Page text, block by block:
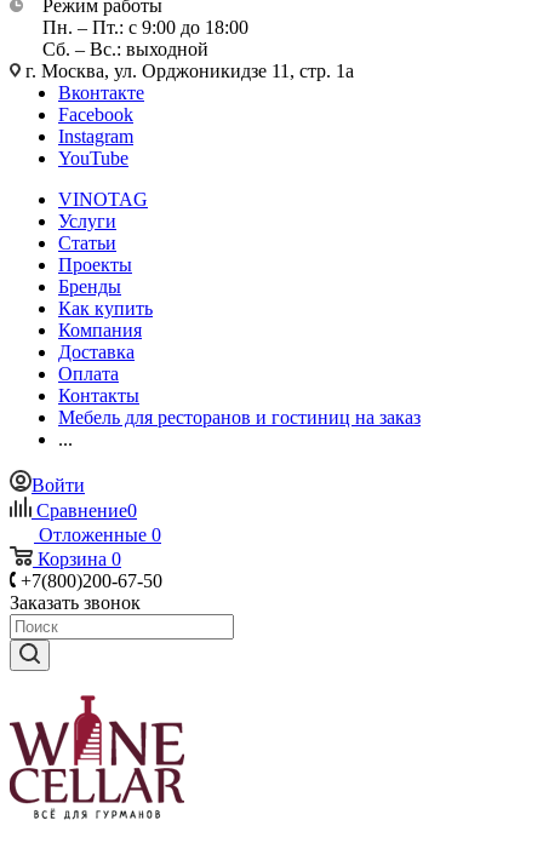
Режим работы
Пн. – Пт.: с 9:00 до 18:00
Сб. – Вс.: выходной
г. Москва, ул. Орджоникидзе 11, стр. 1а
Вконтакте
Facebook
Instagram
YouTube
VINOTAG
Услуги
Статьи
Проекты
Бренды
Как купить
Компания
Доставка
Оплата
Контакты
Мебель для ресторанов и гостиниц на заказ
...
Войти
Сравнение0
Отложенные 0
Корзина 0
+7(800)200-67-50
Заказать звонок